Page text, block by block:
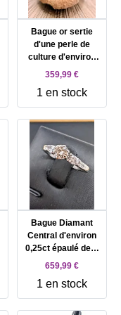
Bague or sertie
d'une perle de
culture d'environ
7MM Or 750
2,58g
359,99 €
1 en stock
Bague Diamant
Central d'environ
0,25ct épaulé de 2
diamants taille
d'environ 0,10ct Or
750 Millième (18
CT) 3,51g
659,99 €
1 en stock